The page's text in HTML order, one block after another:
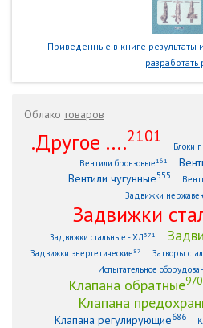
Приведенные в книге результаты
разработать
Облакотоваров
.Другое ....2101
Блоки
Вентили бронзовые161
Вентили чугунные555
Задвижки
Задвижки
Задвижки стальные - ХЛ371
Задвижки энергетические87 Затворы
Испытательное
Клапана обратные970
Клапана
Клапана регулирующие686